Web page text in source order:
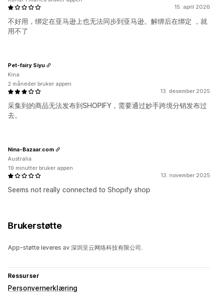
15. april 2026
不好用，绑定在亚马逊上也无法同步到亚马逊。解绑后在绑定 ，就
用不了
13. desember 2025
采集到的商品无法发布到SHOPIFY，需要通过妙手跨境分销发布过
去。
Pet-fairy Siyu
Kina
2 måneder bruker appen
13. november 2025
Seems not really connected to Shopify shop
Nina-Bazaar.com
Australia
19 minutter bruker appen
Brukerstøtte
App-støtte leveres av 深圳呈云网络科技有限公司.
Ressurser
Personvernerklæring